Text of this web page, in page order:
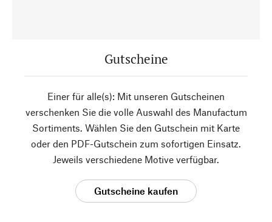
Gutscheine
Einer für alle(s): Mit unseren Gutscheinen
verschenken Sie die volle Auswahl des Manufactum
Sortiments. Wählen Sie den Gutschein mit Karte
oder den PDF-Gutschein zum sofortigen Einsatz.
Jeweils verschiedene Motive verfügbar.
Gutscheine kaufen